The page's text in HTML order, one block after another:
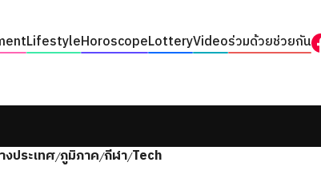
LifestyleHoroscopeLotteryVideoร่วมด้วยช่วยกัน
งประเทศ/ภูมิภาค/กีฬา/Tech